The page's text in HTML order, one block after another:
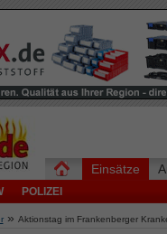
Einsätze
POLIZEI
» Aktionstag im Frankenberger